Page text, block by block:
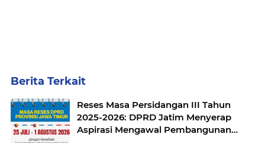
Berita Terkait
Reses Masa Persidangan III Tahun
2025-2026: DPRD Jatim Menyerap
Aspirasi Mengawal Pembangunan